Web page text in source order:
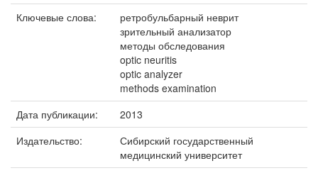
Ключевые слова:
ретробульбарный неврит
зрительный анализатор
методы обследования
optic neuritis
optic analyzer
methods examination
Дата публикации:
2013
Издательство:
Сибирский государственный
медицинский университет